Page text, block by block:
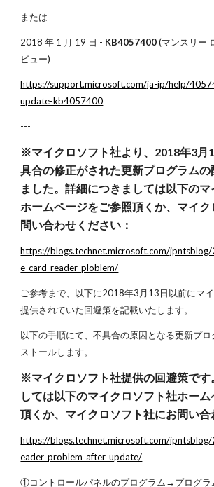
または
2018 年 1 月 19 日 - KB4057400(マンスリー
ビュー)
https://support.microsoft.com/ja-jp/help/
update-kb4057400
---
※マイクロソフト社より、2018年3月
具合の修正がされた更新プログラム
ました。詳細につきましては以下の
ホームページをご参照頂くか、マイ
問い合わせください：
https://blogs.technet.microsoft.com/
e_card_reader_ploblem/
ご参考まで、以下に2018年3月13日以前にマ
提供されていた回避策を記載いたします。
以下の手順にて、不具合の原因となる更新プ
ストールします。
※マイクロソフト社提供の回避策です
しては以下のマイクロソフト社ホー
頂くか、マイクロソフト社にお問い合
https://blogs.technet.microsoft.com/
eader_problem_after_update/
①コントロールパネルのプログラム→プログ